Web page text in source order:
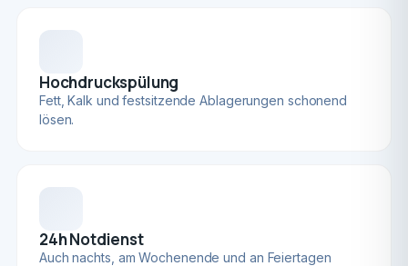
Hochdruckspülung
Fett, Kalk und festsitzende Ablagerungen schonend
lösen.
24h Notdienst
Auch nachts, am Wochenende und an Feiertagen